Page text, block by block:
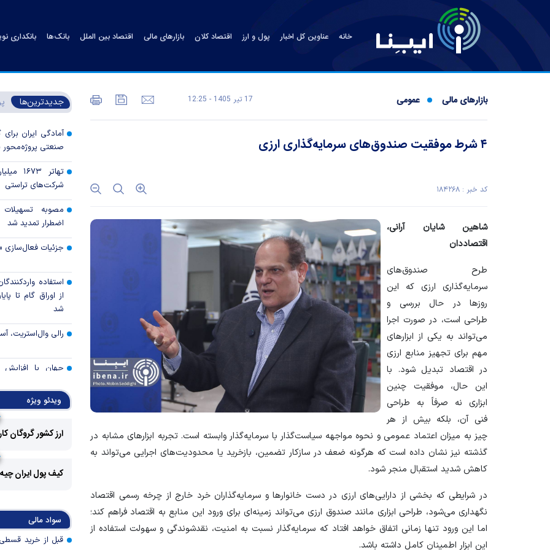
خانه عناوین کل اخبار پول و ارز اقتصاد کلان بازارهای مالی اقتصاد بین الملل بانک‌ها بانکداری
بازارهای مالی عمومی 17 تير 1405 - 12:25
۴ شرط موفقیت صندوق‌های سرمایه‌گذاری ارزی
کد خبر : ۱۸۴۲۶۸
شاهین شایان آرانی،
اقتصاددان
طرح صندوق‌های
سرمایه‌گذاری ارزی که این
روز‌ها در حال بررسی و
طراحی است، در صورت اجرا
می‌تواند به یکی از ابزار‌های
مهم برای تجهیز منابع ارزی
در اقتصاد تبدیل شود. با
این حال، موفقیت چنین
ابزاری نه صرفاً به طراحی
فنی آن، بلکه بیش از هر
چیز به میزان اعتماد عمومی و نحوه مواجهه سیاست‌گذار با سرمایه‌گذار وابسته است. تجربه ابزار‌های مشابه در
گذشته نیز نشان داده است که هرگونه ضعف در سازکار تضمین، بازخرید یا محدودیت‌های اجرایی می‌تواند به
کاهش شدید استقبال منجر شود.
در شرایطی که بخشی از دارایی‌های ارزی در دست خانوار‌ها و سرمایه‌گذاران خرد خارج از چرخه رسمی اقتصاد
نگهداری می‌شود، طراحی ابزاری مانند صندوق ارزی می‌تواند زمینه‌ای برای ورود این منابع به اقتصاد فراهم کند؛
اما این ورود تنها زمانی اتفاق خواهد افتاد که سرمایه‌گذار نسبت به امنیت، نقدشوندگی و سهولت استفاده از
این ابزار اطمینان کامل داشته باشد.
جدیدترین‌ها
آمادگی ایران
صنعتی
تهاتر
شرکت‌های تراستی
مصوبه
اضطرار تمدید شد
جزئیات فعال‌سازی
استفاده
شد
رالی وال‌استریت،
جهان با
توسط بانک
پروژه‌ها در اولویت
اولویت‌های
اقتصاد جنگی
امروز پنجشنبه ۱۵ مرداد ۱۴۰۵
سقوط ارزهای
کارت‌های بازرگانی
ویدئو ویژه
ارز کشور گروگان
کیف پول ایران
سواد مالی